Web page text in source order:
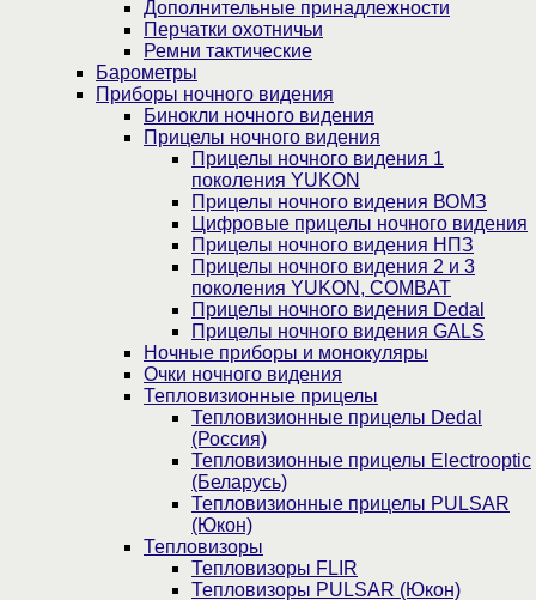
Дополнительные принадлежности
Перчатки охотничьи
Ремни тактические
Барометры
Приборы ночного видения
Бинокли ночного видения
Прицелы ночного видения
Прицелы ночного видения 1
поколения YUKON
Прицелы ночного видения ВОМЗ
Цифровые прицелы ночного видения
Прицелы ночного видения НПЗ
Прицелы ночного видения 2 и 3
поколения YUKON, COMBAT
Прицелы ночного видения Dedal
Прицелы ночного видения GALS
Ночные приборы и монокуляры
Очки ночного видения
Тепловизионные прицелы
Тепловизионные прицелы Dedal
(Россия)
Тепловизионные прицелы Electrooptic
(Беларусь)
Тепловизионные прицелы PULSAR
(Юкон)
Тепловизоры
Тепловизоры FLIR
Тепловизоры PULSAR (Юкон)